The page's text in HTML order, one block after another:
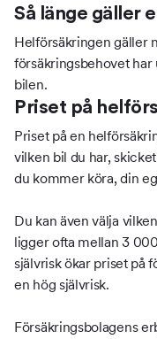
Så länge gäller
Helförsäkringen gäller
försäkringsbehovet
bilen.
Priset på
Priset på en
vilken bil du har,
du kommer köra, din
Du kan även välja
ligger ofta mellan 3
självrisk ökar priset på
en hög självrisk.
Försäkringsbolagens